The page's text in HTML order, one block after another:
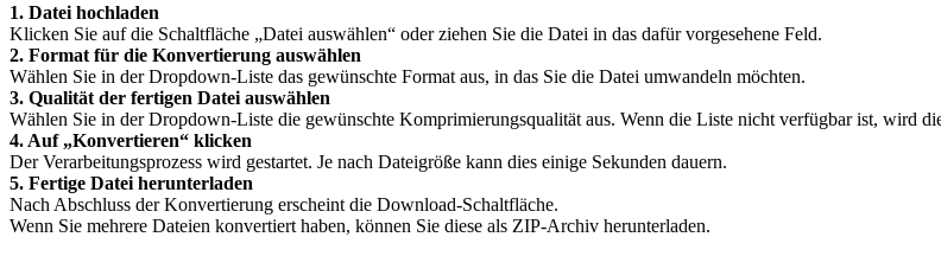
1. Datei hochladen
Klicken Sie auf die Schaltfläche „Datei auswählen“ oder ziehen Sie die Datei in das dafür vorgesehene Feld.
2. Format für die Konvertierung auswählen
Wählen Sie in der Dropdown-Liste das gewünschte Format aus, in das Sie die Datei umwandeln möchten.
3. Qualität der fertigen Datei auswählen
Wählen Sie in der Dropdown-Liste die gewünschte Komprimierungsqualität aus. Wenn die Liste nicht verfügbar ist, wird
4. Auf „Konvertieren“ klicken
Der Verarbeitungsprozess wird gestartet. Je nach Dateigröße kann dies einige Sekunden dauern.
5. Fertige Datei herunterladen
Nach Abschluss der Konvertierung erscheint die Download-Schaltfläche.
Wenn Sie mehrere Dateien konvertiert haben, können Sie diese als ZIP-Archiv herunterladen.